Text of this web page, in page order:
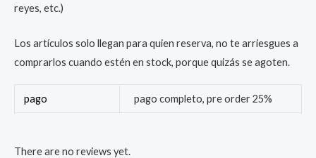
reyes, etc.)
Los artículos solo llegan para quien reserva, no te arriesgues a
comprarlos cuando estén en stock, porque quizás se agoten.
pago pago completo, pre order 25%
There are no reviews yet.